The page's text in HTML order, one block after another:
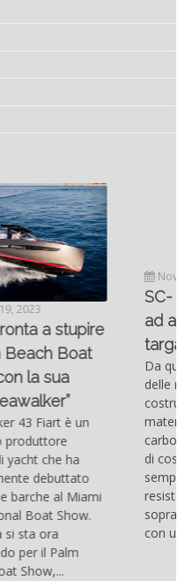
Novembre 6, 2022
SC- 46 il catamarano
ad alte prestazioni
targato Outerlimits.
Da quando lo sviluppo
delle moderne tecnologie
costruttive e dei nuovi
materiali come la fibra di
carbonio hanno consentito
di costruire catamarani
sempre più belli, compatti,
resistenti, leggeri e
soprattutto stabili veloci
con una manovrabilità...